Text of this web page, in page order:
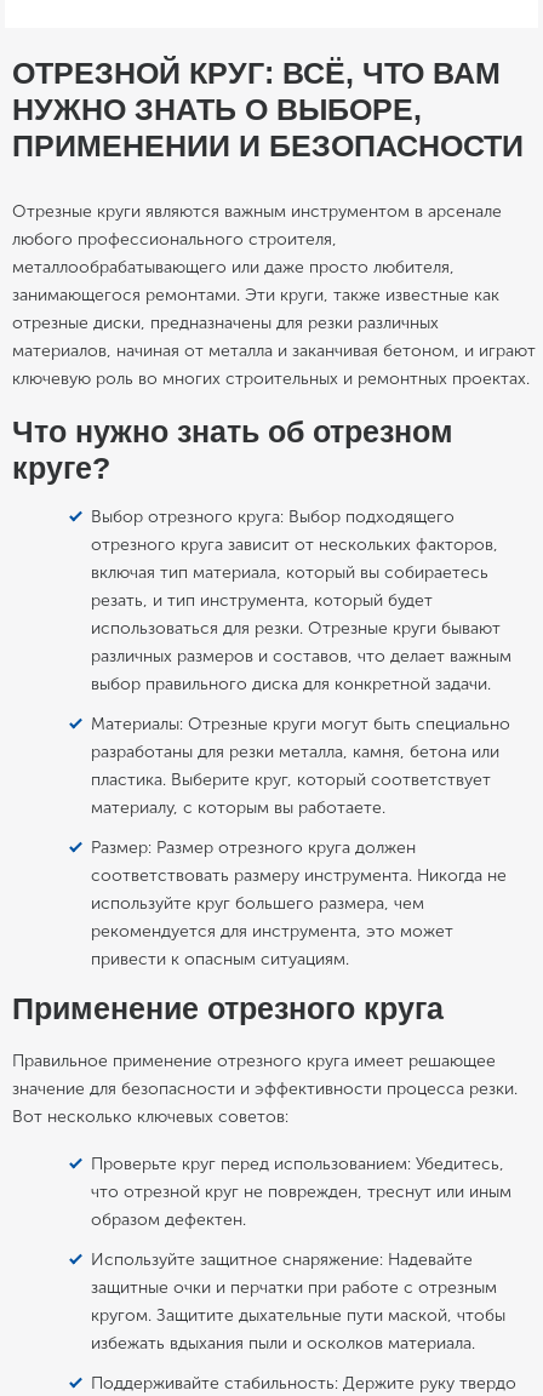
ОТРЕЗНОЙ КРУГ: ВСЁ, ЧТО ВАМ
НУЖНО ЗНАТЬ О ВЫБОРЕ,
ПРИМЕНЕНИИ И БЕЗОПАСНОСТИ
Отрезные круги являются важным инструментом в арсенале
любого профессионального строителя,
металлообрабатывающего или даже просто любителя,
занимающегося ремонтами. Эти круги, также известные как
отрезные диски, предназначены для резки различных
материалов, начиная от металла и заканчивая бетоном, и играют
ключевую роль во многих строительных и ремонтных проектах.
Что нужно знать об отрезном
круге?
Выбор отрезного круга: Выбор подходящего
отрезного круга зависит от нескольких факторов,
включая тип материала, который вы собираетесь
резать, и тип инструмента, который будет
использоваться для резки. Отрезные круги бывают
различных размеров и составов, что делает важным
выбор правильного диска для конкретной задачи.
Материалы: Отрезные круги могут быть специально
разработаны для резки металла, камня, бетона или
пластика. Выберите круг, который соответствует
материалу, с которым вы работаете.
Размер: Размер отрезного круга должен
соответствовать размеру инструмента. Никогда не
используйте круг большего размера, чем
рекомендуется для инструмента, это может
привести к опасным ситуациям.
Применение отрезного круга
Правильное применение отрезного круга имеет решающее
значение для безопасности и эффективности процесса резки.
Вот несколько ключевых советов:
Проверьте круг перед использованием: Убедитесь,
что отрезной круг не поврежден, треснут или иным
образом дефектен.
Используйте защитное снаряжение: Надевайте
защитные очки и перчатки при работе с отрезным
кругом. Защитите дыхательные пути маской, чтобы
избежать вдыхания пыли и осколков материала.
Поддерживайте стабильность: Держите руку твердо